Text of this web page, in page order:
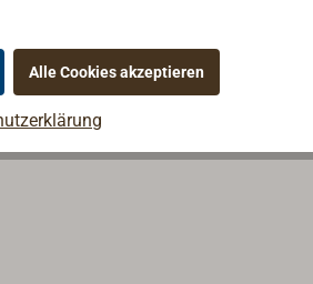
Alle Cookies akzeptieren